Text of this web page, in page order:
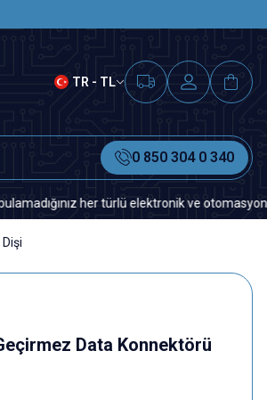
TR - TL
0 850 304 0 340
her türlü elektronik ve otomasyon yedek
Data Konnektörü